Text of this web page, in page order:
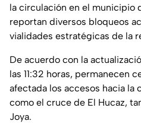
la circulación en el municipio
reportan diversos bloqueos
vialidades estratégicas de la
De acuerdo con la
las 11:32 horas, permanecen
afectada los accesos hacia la
como el cruce de El Hucaz,
Joya.